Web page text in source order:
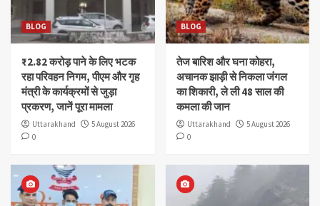
BLOG
₹2.82 करोड़ पाने के लिए भटक
रहा परिवहन निगम, पीएम और गृह
मंत्री के कार्यक्रमों से जुड़ा
प्रकरण, जानें पूरा मामला
Uttarakhand
5 August 2026
0
BLOG
तेज बारिश और घना कोहरा,
अचानक झाड़ी से निकला जंगल
का शिकारी, ले ली 48 साल की
कमला की जान
Uttarakhand
5 August 2026
0